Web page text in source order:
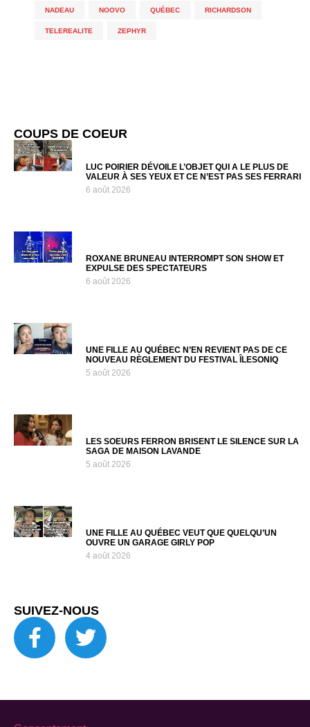
NADEAU NOOVO QUÉBEC RICHARDSON
TELEREALITE ZEPHYR
COUPS DE COEUR
LUC POIRIER DÉVOILE L’OBJET QUI A LE PLUS DE
VALEUR À SES YEUX ET CE N’EST PAS SES FERRARI
6 août 2026
ROXANE BRUNEAU INTERROMPT SON SHOW ET
EXPULSE DES SPECTATEURS
6 août 2026
UNE FILLE AU QUÉBEC N’EN REVIENT PAS DE CE
NOUVEAU RÈGLEMENT DU FESTIVAL ÎLESONIQ
5 août 2026
LES SOEURS FERRON BRISENT LE SILENCE SUR LA
SAGA DE MAISON LAVANDE
5 août 2026
UNE FILLE AU QUÉBEC VEUT QUE QUELQU’UN
OUVRE UN GARAGE GIRLY POP
4 août 2026
SUIVEZ-NOUS